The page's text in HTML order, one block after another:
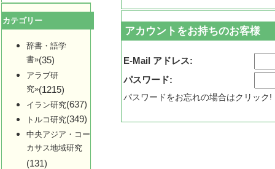
カテゴリー
辞書・語学
書»(35)
アラブ研
究»(1215)
イラン研究(637)
トルコ研究(349)
中央アジア・コー
カサス地域研究
(131)
アカウントをお持ちのお客様
E-Mail アドレス:
パスワード:
パスワードをお忘れの場合はクリック!